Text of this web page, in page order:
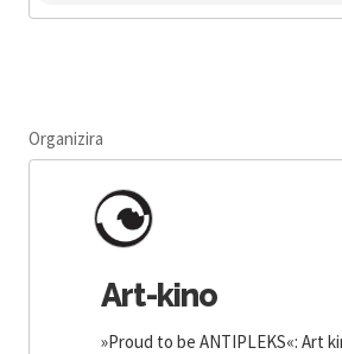
Organizira
Art-kino
»Proud to be ANTIPLEKS«: Art